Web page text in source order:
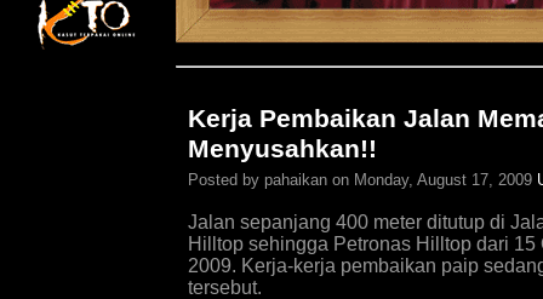
Kerja Pembaikan Jalan
Menyusahkan!!
Posted by pahaikan on Monday, August 17, 2009
Jalan sepanjang 400 meter ditutup di
Hilltop sehingga Petronas Hilltop dari 15
2009. Kerja-kerja pembaikan paip
tersebut.